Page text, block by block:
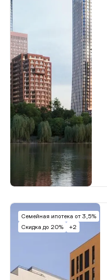
Семейная ипотека от 3,5%
Скидка до 20%
+2